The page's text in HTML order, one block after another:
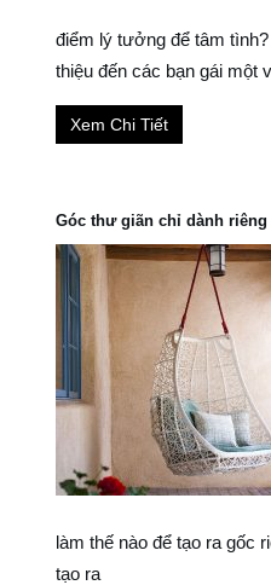
điểm lý tưởng để tâm
thiệu đến các bạn gái một
Xem Chi Tiết
Góc thư giãn chỉ dành
làm thế nào để tạo ra gốc
tạo ra